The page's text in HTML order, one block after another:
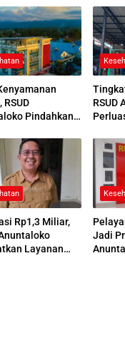
RSUD
Pindahkan
RSUD
Parkir
Rp1,3 Miliar,
Layanan
Jadi